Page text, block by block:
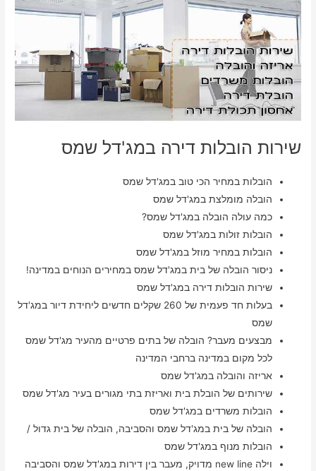
שירות הובלות דירה במג'דל שמס
הובלות במחיר הכי טוב במג'דל שמס
הובלה מומלצת במג'דל שמס
כמה עולה הובלה במג'דל שמס?
הובלות זולות במג'דל שמס
הובלות במחיר מוזל במג'דל שמס
ניסור הובלה של בית במג'דל שמס במחירים הנוחים במדינה!
שירות הובלות דירה במג'דל שמס
בעלות חד פעמית של 260 שקלים חדשים ליחידת דיור במג'דל
שמס
מבצעים מעבר? הובלה של בתים פרטיים מהעיר מג'דל שמס
לכל מקום במדינה ברחבי המדינה
אריזה והובלה במג'דל שמס
שירותים של הובלת בית ואריזת בתי מגורים בעיר מג'דל שמס
הובלות משרדים במג'דל שמס
הובלה של בית במג'דל שמס והסביבה, הובלה של בית גדול /
הובלות מנוף במג'דל שמס
וילה new line מדויק, מעבר בין דירות במג'דל שמס והסביבה